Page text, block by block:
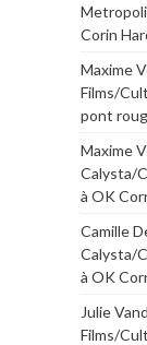
Corin
Maxime
Films/
pont
Maxime
Calysta/
à OK
Camille
Calysta/
à OK
Julie
Films/